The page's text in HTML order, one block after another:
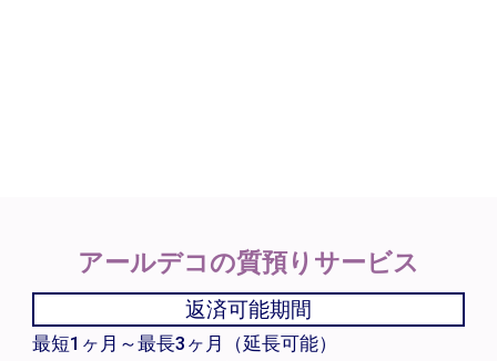
アールデコの質預りサービス
返済可能期間
最短1ヶ月～最長3ヶ月（延長可能）